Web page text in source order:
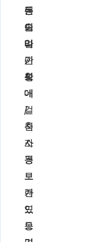
랜
드
일
관
성
동
이
며
,
확
대
/
축
소
경
로
가
있
으
든
슬
라
이
드
에
걸
친
자
동
브
랜
드
동